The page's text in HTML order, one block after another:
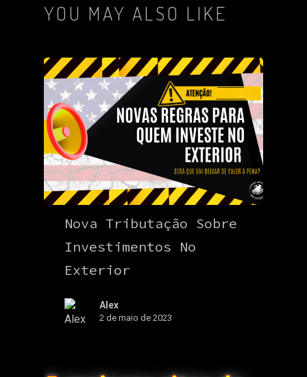
YOU MAY ALSO LIKE
Nova Tributação Sobre
Investimentos No
Exterior
Alex
2 de maio de 2023